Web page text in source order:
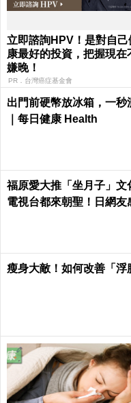
立即諮詢HPV！是對自己
康最好的投資，把握現在
嫌晚！
PR．台灣癌症基金會
出門前硬幣放冰箱，一秒
｜每日健康 Health
福原愛大推「坐月子」文
電視台都來朝聖！日網友
瘦身大敵！如何改善「浮